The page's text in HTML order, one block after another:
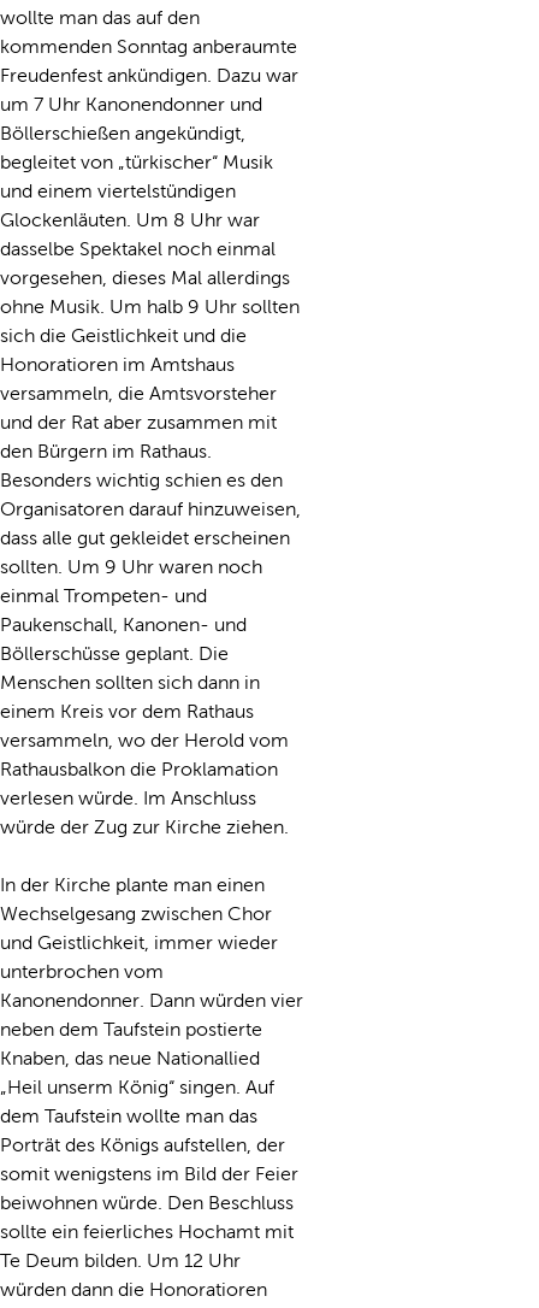
wollte man das auf den
kommenden Sonntag anberaumte
Freudenfest ankündigen. Dazu war
um 7 Uhr Kanonendonner und
Böllerschießen angekündigt,
begleitet von „türkischer“ Musik
und einem viertelstündigen
Glockenläuten. Um 8 Uhr war
dasselbe Spektakel noch einmal
vorgesehen, dieses Mal allerdings
ohne Musik. Um halb 9 Uhr sollten
sich die Geistlichkeit und die
Honoratioren im Amtshaus
versammeln, die Amtsvorsteher
und der Rat aber zusammen mit
den Bürgern im Rathaus.
Besonders wichtig schien es den
Organisatoren darauf hinzuweisen,
dass alle gut gekleidet erscheinen
sollten. Um 9 Uhr waren noch
einmal Trompeten- und
Paukenschall, Kanonen- und
Böllerschüsse geplant. Die
Menschen sollten sich dann in
einem Kreis vor dem Rathaus
versammeln, wo der Herold vom
Rathausbalkon die Proklamation
verlesen würde. Im Anschluss
würde der Zug zur Kirche ziehen.
In der Kirche plante man einen
Wechselgesang zwischen Chor
und Geistlichkeit, immer wieder
unterbrochen vom
Kanonendonner. Dann würden vier
neben dem Taufstein postierte
Knaben, das neue Nationallied
„Heil unserm König“ singen. Auf
dem Taufstein wollte man das
Porträt des Königs aufstellen, der
somit wenigstens im Bild der Feier
beiwohnen würde. Den Beschluss
sollte ein feierliches Hochamt mit
Te Deum bilden. Um 12 Uhr
würden dann die Honoratioren